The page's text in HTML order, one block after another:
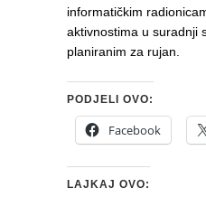
informatičkim
aktivnostima u suradnji
planiranim za rujan.
PODJELI OVO:
Facebook
LAJKAJ OVO: